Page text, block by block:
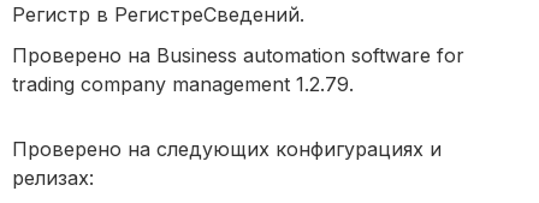
Регистр в РегистреСведений.
Проверено на Business automation software for
trading company management 1.2.79.
Проверено на следующих конфигурациях и
релизах: